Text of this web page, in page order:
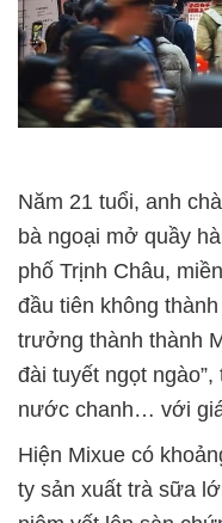
Năm 21 tuổi, anh
bà ngoại mở quầy
phố Trịnh Châu,
đầu tiên không
trưởng thành thành
đài tuyết ngọt
nước chanh… với
Hiện Mixue có
ty sản xuất trà sữa